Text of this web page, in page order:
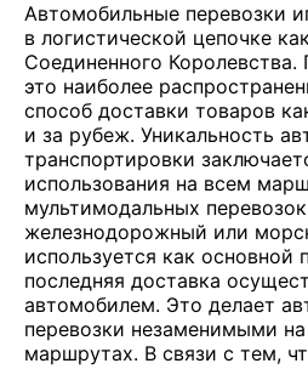
Автомобильные перевозки
в логистической цепочке
Соединенного Королевства.
это наиболее
способ доставки товаров
и за рубеж. Уникальность
транспортировки
использования на всем
мультимодальных
железнодорожный или
используется как основной
последняя доставка
автомобилем. Это делает
перевозки незаменимыми
маршрутах. В связи с тем,